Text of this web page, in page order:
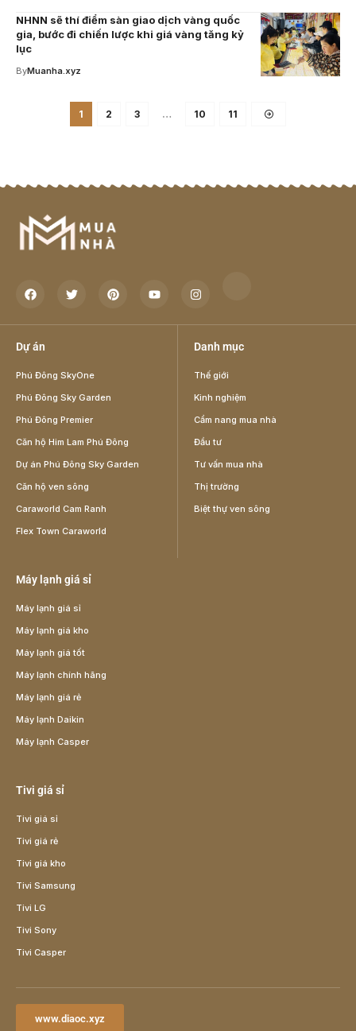
NHNN sẽ thí điểm sàn giao dịch vàng quốc
gia, bước đi chiến lược khi giá vàng tăng kỷ
lục
ByMuanha.xyz
1 2 3 … 10 11
Dự án
Phú Đông SkyOne
Phú Đông Sky Garden
Phú Đông Premier
Căn hộ Him Lam Phú Đông
Dự án Phú Đông Sky Garden
Căn hộ ven sông
Caraworld Cam Ranh
Flex Town Caraworld
Danh mục
Thế giới
Kinh nghiệm
Cẩm nang mua nhà
Đầu tư
Tư vấn mua nhà
Thị trường
Biệt thự ven sông
Máy lạnh giá sỉ
Máy lạnh giá sỉ
Máy lạnh giá kho
Máy lạnh giá tốt
Máy lạnh chính hãng
Máy lạnh giá rẻ
Máy lạnh Daikin
Máy lạnh Casper
Tivi giá sỉ
Tivi giá sỉ
Tivi giá rẻ
Tivi giá kho
Tivi Samsung
Tivi LG
Tivi Sony
Tivi Casper
www.diaoc.xyz